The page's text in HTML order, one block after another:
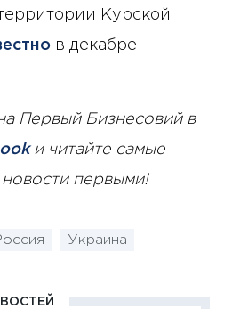
Курской
в декабре
Первый Бизнесовий в
и читайте самые
первыми!
Украина